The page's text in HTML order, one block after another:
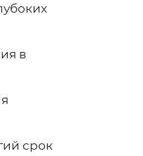
в
срок